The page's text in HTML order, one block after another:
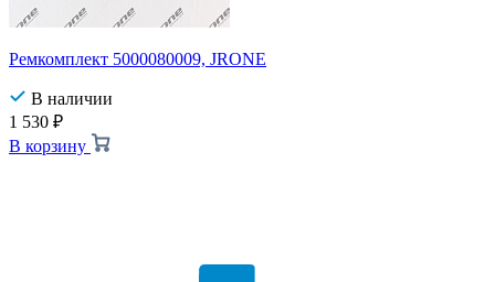
Ремкомплект 5000080009, JRONE
В наличии
1 530 ₽
В корзину